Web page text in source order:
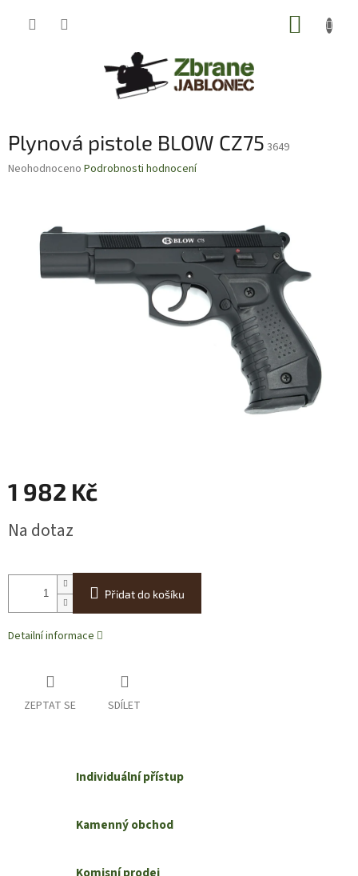
Plynová pistole BLOW CZ75 3649
Průměrné
hvězdiček.
Neohodnoceno Podrobnosti hodnocení
1 982 Kč
cena:
Na dotaz
Přidat do košíku
Detailní informace
ZEPTAT SE SDÍLET
Individuální přístup
Kamenný obchod